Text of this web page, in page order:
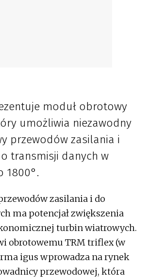
moduł obrotowy
umożliwia niezawodny
przewodów zasilania i
transmisji danych w
1800°.
zasilania i do
ma potencjał zwiększenia
turbin wiatrowych.
obrotowemu TRM triflex (w
igus wprowadza na rynek
przewodowej, która